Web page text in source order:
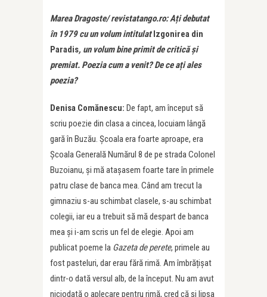
Marea Dragoste/ revistatango.ro: Ați debutat
în 1979 cu un volum intitulatIzgonirea din
Paradis, un volum bine primit de critică și
premiat. Poezia cum a venit? De ce ați ales
poezia?
Denisa Comănescu: De fapt, am început să
scriu poezie din clasa a cincea, locuiam lângă
gară în Buzău. Școala era foarte aproape, era
Școala Generală Numărul 8 de pe strada Colonel
Buzoianu, și mă atașasem foarte tare în primele
patru clase de banca mea. Când am trecut la
gimnaziu s-au schimbat clasele, s-au schimbat
colegii, iar eu a trebuit să mă despart de banca
mea și i-am scris un fel de elegie. Apoi am
publicat poeme la Gazeta de perete, primele au
fost pasteluri, dar erau fără rimă. Am îmbrățișat
dintr-o dată versul alb, de la început. Nu am avut
niciodată o aplecare pentru rimă, cred că și lipsa